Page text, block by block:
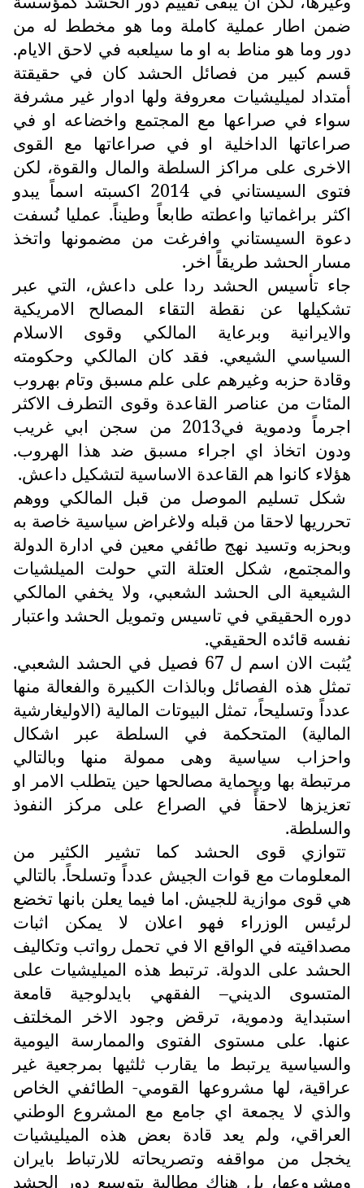
ضمن اطار عملية كاملة وما هو مخطط له من
دور وما هو مناط به او ما سيلعبه في لاحق الايام.
قسم كبير من فصائل الحشد كان في حقيقتة
أمتداد لميليشيات معروفة ولها ادوار غير مشرفة
سواء في صراعها مع المجتمع واخضاعه او في
صراعاتها الداخلية او في صراعاتها مع القوى
الاخرى على مراكز السلطة والمال والقوة، لكن
فتوى السيستاني في 2014 اكسبته اسماً يبدو
اكثر براغماتيا واعطته طابعاً وطيناً. عمليا نُسفت
دعوة السيستاني وافرغت من مضمونها واتخذ
مسار الحشد طريقاً اخر.
جاء تأسيس الحشد ردا على داعش، التي عبر
تشكيلها عن نقطة التقاء المصالح الامريكية
والايرانية وبرعاية المالكي وقوى الاسلام
السياسي الشيعي. فقد كان المالكي وحكومته
وقادة حزبه وغيرهم على علم مسبق وتام بهروب
المئات من عناصر القاعدة وقوى التطرف الاكثر
اجرماً ودموية في2013 من سجن ابي غريب
ودون اتخاذ اي اجراء مسبق ضد هذا الهروب.
هؤلاء كانوا هم القاعدة الاساسية لتشكيل داعش.
شكل تسليم الموصل من قبل المالكي ووهم
تحرريها لاحقا من قبله ولاغراض سياسية خاصة به
وبحزبه وتسيد نهج طائفي معين في ادارة الدولة
والمجتمع، شكل العتلة التي حولت الميلشيات
الشيعية الى الحشد الشعبي، ولا يخفي المالكي
دوره الحقيقي في تاسيس وتمويل الحشد واعتبار
نفسه قائده الحقيقي.
يُثبت الان اسم ل 67 فصيل في الحشد الشعبي.
تمثل هذه الفصائل وبالذات الكبيرة والفعالة منها
عدداً وتسليحاً، تمثل البيوتات المالية (الاوليغارشية
المالية) المتحكمة في السلطة عبر اشكال
واحزاب سياسية وهى ممولة منها وبالتالي
مرتبطة بها وبحماية مصالحها حين يتطلب الامر او
تعزيزها لاحقأً في الصراع على مركز النفوذ
والسلطة.
تتوازي قوى الحشد كما تشير الكثير من
المعلومات مع قوات الجيش عدداً وتسلحاً. بالتالي
هي قوى موازية للجيش. اما فيما يعلن بانها تخضع
لرئيس الوزراء فهو اعلان لا يمكن اثبات
مصداقيته في الواقع الا في تحمل رواتب وتكاليف
الحشد على الدولة. ترتبط هذه الميليشيات على
المتسوى الديني– الفقهي بايدلوجية قامعة
استبداية ودموية، ترقض وجود الاخر المخلتف
عنها. على مستوى الفتوى والممارسة اليومية
والسياسية يرتبط ما يقارب ثلثيها بمرجعية غير
عراقية، لها مشروعها القومي- الطائفي الخاص
والذي لا يجمعة اي جامع مع المشروع الوطني
العراقي، ولم يعد قادة بعض هذه الميليشيات
يخجل من مواقفه وتصريحاته للارتباط بايران
ومشروعها، بل هناك مطالبة بتوسيع دور الحشد